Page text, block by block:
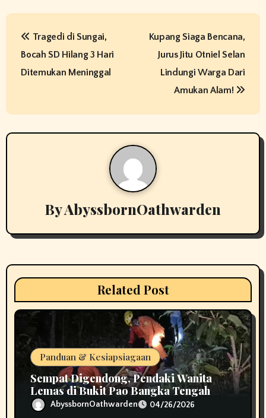
P
n
a
a
t
o
n
Tragedi di Sungai,
Bocah SD Hilang 3 Hari
Ditemukan Meninggal
Kupang Siaga Bencana,
Jurus Jitu Otniel Selan
Lindungi Warga Dari
Amukan Alam!
ByAbyssbornOathwarden
Related Post
Panduan & Kesiapsiagaan
Sempat Digendong, Pendaki Wanita
Lemas di Bukit Pao Bangka Tengah
Bikin Panik
AbyssbornOathwarden 04/26/2026